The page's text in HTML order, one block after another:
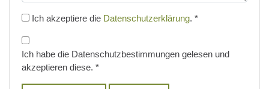
Ich akzeptiere die Datenschutzerklärung. *
Ich habe die Datenschutzbestimmungen gelesen und
akzeptieren diese. *